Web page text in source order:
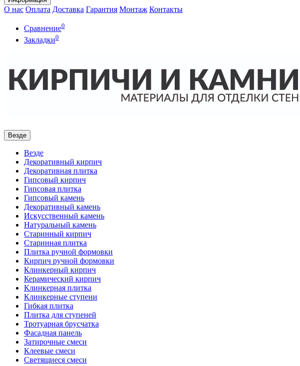
О нас Оплата Доставка Гарантия Монтаж Контакты
Сравнение0
Закладки0
Везде
Везде
Декоративный кирпич
Декоративная плитка
Гипсовый кирпич
Гипсовая плитка
Гипсовый камень
Декоративный камень
Искусственный камень
Натуральный камень
Старинный кирпич
Старинная плитка
Плитка ручной формовки
Кирпич ручной формовки
Клинкерный кирпич
Керамический кирпич
Клинкерная плитка
Клинкерные ступени
Гибкая плитка
Плитка для ступеней
Тротуарная брусчатка
Фасадная панель
Затирочные смеси
Клеевые смеси
Светящиеся смеси